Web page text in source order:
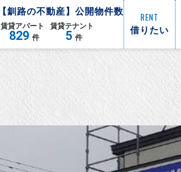
【釧路の不動産】公開物件数
賃貸アパート
829 件
賃貸テナント
5 件
RENT
借りたい